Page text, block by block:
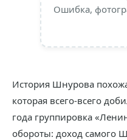
Ошибка,
История Шнурова
которая всего-всего
года группировка
обороты: доход самого